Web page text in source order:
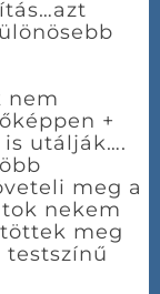
nem
+
utálják….
meg a
nekem
meg
testszínű